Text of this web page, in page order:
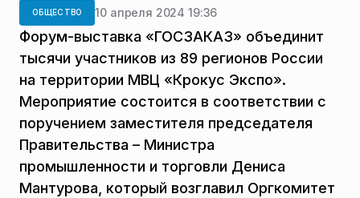
ОБЩЕСТВО 10 апреля 2024 19:36
Форум-выставка «ГОСЗАКАЗ» объединит
тысячи участников из 89 регионов России
на территории МВЦ «Крокус Экспо».
Мероприятие состоится в соответствии с
поручением заместителя председателя
Правительства – Министра
промышленности и торговли Дениса
Мантурова, который возглавил Оргкомитет